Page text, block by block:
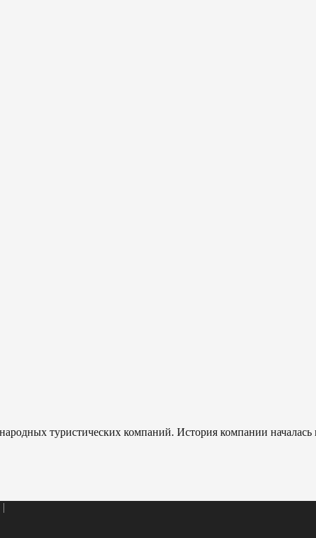
туристических компаний. История компании
|